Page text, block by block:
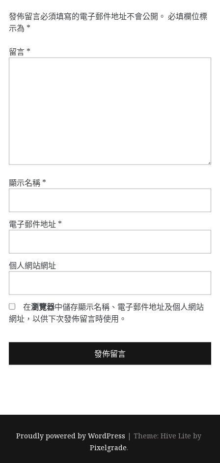
發佈留言必須填寫的電子郵件地址不會公開。 必填欄位標
示為 *
留言 *
顯示名稱 *
電子郵件地址 *
個人網站網址
在瀏覽器中儲存顯示名稱、電子郵件地址及個人網站
網址，以供下次發佈留言時使用。
Proudly powered by WordPress |Theme: Hive Lite by
Pixelgrade.